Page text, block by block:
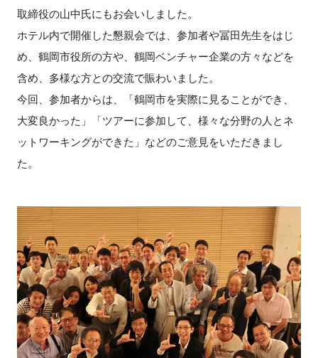
取締役の山中氏にもお会いしました。
ホテル内で開催した懇親会では、参加者や冨田先生をはじ
め、鶴岡市役所の方や、鶴岡ベンチャー企業の方々などを
含め、多様な方との交流で賑わいました。
今回、参加者からは、「鶴岡市を実際に見ることができ、
大変良かった」「ツアーに参加して、様々な分野の人とネ
ットワーキングができた」などのご意見をいただきまし
た。